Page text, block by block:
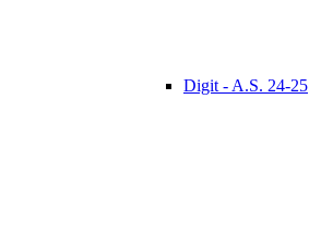
Digit - A.S. 24-25